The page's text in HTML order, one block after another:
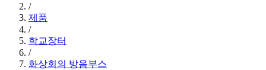
/
제품
/
학교장터
/
화상회의 방음부스